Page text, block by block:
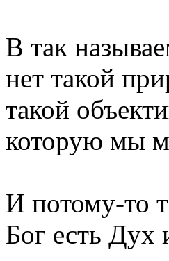
В так
нет такой
такой
которую мы
И потому-то
Бог есть Дух